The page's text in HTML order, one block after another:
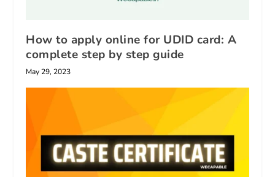
How to apply online for UDID card: A
complete step by step guide
May 29, 2023